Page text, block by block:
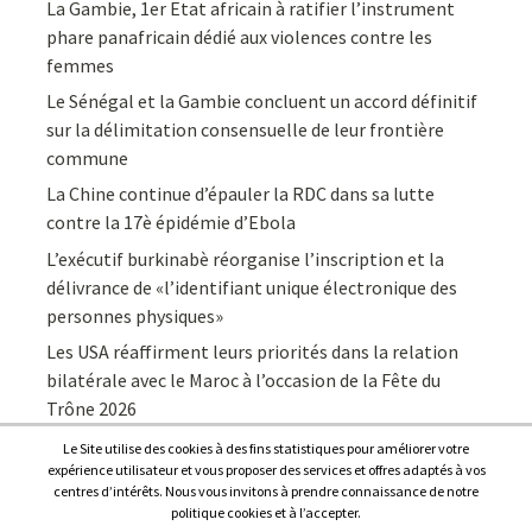
La Gambie, 1er Etat africain à ratifier l’instrument
phare panafricain dédié aux violences contre les
femmes
Le Sénégal et la Gambie concluent un accord définitif
sur la délimitation consensuelle de leur frontière
commune
La Chine continue d’épauler la RDC dans sa lutte
contre la 17è épidémie d’Ebola
L’exécutif burkinabè réorganise l’inscription et la
délivrance de «l’identifiant unique électronique des
personnes physiques»
Les USA réaffirment leurs priorités dans la relation
bilatérale avec le Maroc à l’occasion de la Fête du
Trône 2026
Le Site utilise des cookies à des fins statistiques pour améliorer votre
expérience utilisateur et vous proposer des services et offres adaptés à vos
centres d’intérêts. Nous vous invitons à prendre connaissance de notre
politique cookies et à l’accepter.